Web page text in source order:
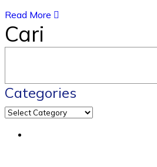
Read More
Cari
Categories